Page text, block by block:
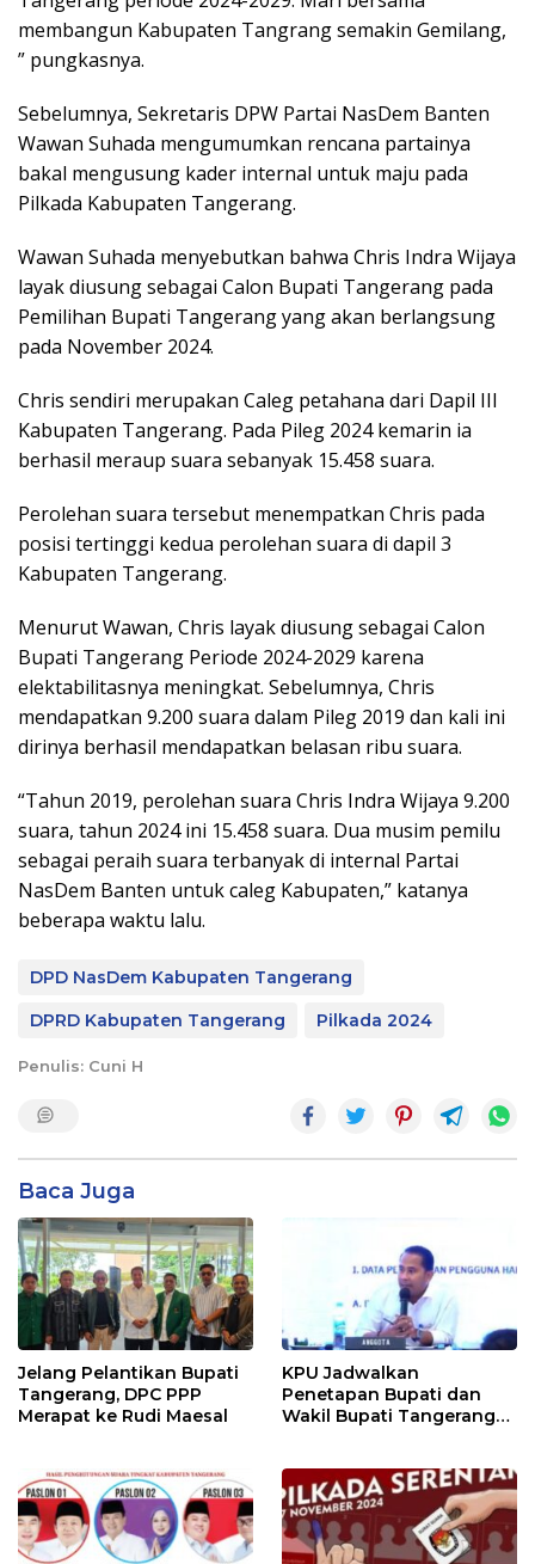
membangun Kabupaten Tangrang semakin Gemilang,
” pungkasnya.
Sebelumnya, Sekretaris DPW Partai NasDem Banten
Wawan Suhada mengumumkan rencana partainya
bakal mengusung kader internal untuk maju pada
Pilkada Kabupaten Tangerang.
Wawan Suhada menyebutkan bahwa Chris Indra Wijaya
layak diusung sebagai Calon Bupati Tangerang pada
Pemilihan Bupati Tangerang yang akan berlangsung
pada November 2024.
Chris sendiri merupakan Caleg petahana dari Dapil III
Kabupaten Tangerang. Pada Pileg 2024 kemarin ia
berhasil meraup suara sebanyak 15.458 suara.
Perolehan suara tersebut menempatkan Chris pada
posisi tertinggi kedua perolehan suara di dapil 3
Kabupaten Tangerang.
Menurut Wawan, Chris layak diusung sebagai Calon
Bupati Tangerang Periode 2024-2029 karena
elektabilitasnya meningkat. Sebelumnya, Chris
mendapatkan 9.200 suara dalam Pileg 2019 dan kali ini
dirinya berhasil mendapatkan belasan ribu suara.
“Tahun 2019, perolehan suara Chris Indra Wijaya 9.200
suara, tahun 2024 ini 15.458 suara. Dua musim pemilu
sebagai peraih suara terbanyak di internal Partai
NasDem Banten untuk caleg Kabupaten,” katanya
beberapa waktu lalu.
DPD NasDem Kabupaten Tangerang
DPRD Kabupaten Tangerang
Pilkada 2024
Penulis: Cuni H
Baca Juga
Jelang Pelantikan Bupati
Tangerang, DPC PPP
Merapat ke Rudi Maesal
KPU Jadwalkan
Penetapan Bupati dan
Wakil Bupati Tangerang